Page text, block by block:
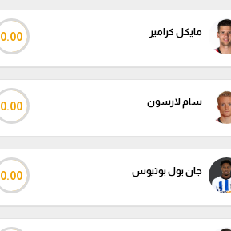
مايكل كرامير 0.00
سام لارسون 0.00
جان بول بوتيوس 0.00